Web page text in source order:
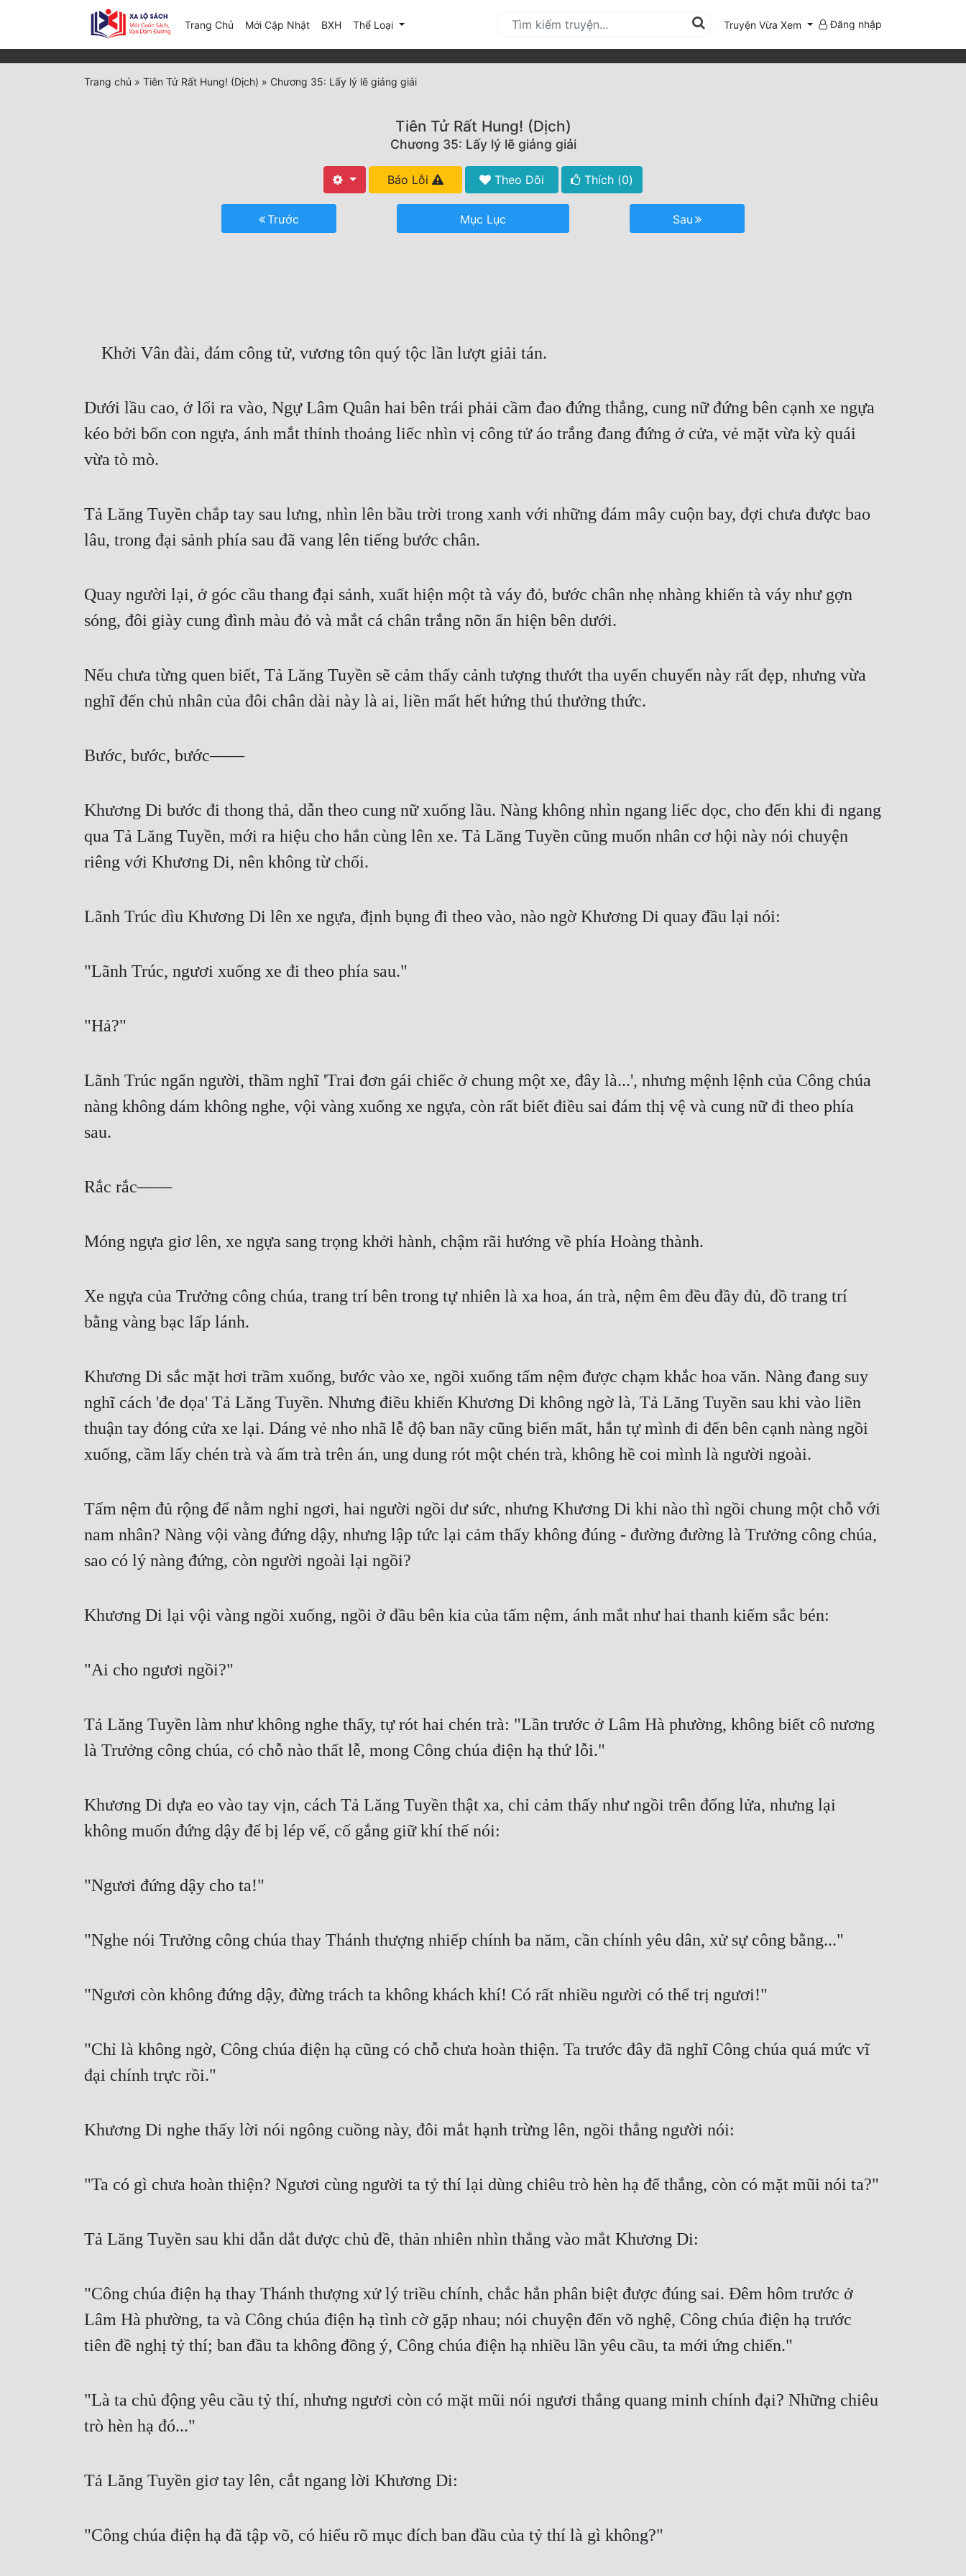
Trang Chủ Mới Cập Nhật(current)
BXH Thể Loại Truyện Vừa Xem Đăng nhập
Trang chủ » Tiên Tử Rất Hung! (Dịch) » Chương 35: Lấy lý lẽ giảng giải
Tiên Tử Rất Hung! (Dịch)
Chương 35: Lấy lý lẽ giảng giải
Báo Lỗi Theo Dõi Thích (0)
Trước Mục Lục Sau
    Khởi Vân đài, đám công tử, vương tôn quý tộc lần lượt giải tán.
Dưới lầu cao, ở lối ra vào, Ngự Lâm Quân hai bên trái phải cầm đao đứng thẳng, cung nữ đứng bên cạnh xe ngựa
kéo bởi bốn con ngựa, ánh mắt thỉnh thoảng liếc nhìn vị công tử áo trắng đang đứng ở cửa, vẻ mặt vừa kỳ quái
vừa tò mò.
Tả Lăng Tuyền chắp tay sau lưng, nhìn lên bầu trời trong xanh với những đám mây cuộn bay, đợi chưa được bao
lâu, trong đại sảnh phía sau đã vang lên tiếng bước chân.
Quay người lại, ở góc cầu thang đại sảnh, xuất hiện một tà váy đỏ, bước chân nhẹ nhàng khiến tà váy như gợn
sóng, đôi giày cung đình màu đỏ và mắt cá chân trắng nõn ẩn hiện bên dưới.
Nếu chưa từng quen biết, Tả Lăng Tuyền sẽ cảm thấy cảnh tượng thướt tha uyển chuyển này rất đẹp, nhưng vừa
nghĩ đến chủ nhân của đôi chân dài này là ai, liền mất hết hứng thú thưởng thức.
Bước, bước, bước——
Khương Di bước đi thong thả, dẫn theo cung nữ xuống lầu. Nàng không nhìn ngang liếc dọc, cho đến khi đi ngang
qua Tả Lăng Tuyền, mới ra hiệu cho hắn cùng lên xe. Tả Lăng Tuyền cũng muốn nhân cơ hội này nói chuyện
riêng với Khương Di, nên không từ chối.
Lãnh Trúc dìu Khương Di lên xe ngựa, định bụng đi theo vào, nào ngờ Khương Di quay đầu lại nói:
"Lãnh Trúc, ngươi xuống xe đi theo phía sau."
"Hả?"
Lãnh Trúc ngẩn người, thầm nghĩ 'Trai đơn gái chiếc ở chung một xe, đây là...', nhưng mệnh lệnh của Công chúa
nàng không dám không nghe, vội vàng xuống xe ngựa, còn rất biết điều sai đám thị vệ và cung nữ đi theo phía
sau.
Rắc rắc——
Móng ngựa giơ lên, xe ngựa sang trọng khởi hành, chậm rãi hướng về phía Hoàng thành.
Xe ngựa của Trưởng công chúa, trang trí bên trong tự nhiên là xa hoa, án trà, nệm êm đều đầy đủ, đồ trang trí
bằng vàng bạc lấp lánh.
Khương Di sắc mặt hơi trầm xuống, bước vào xe, ngồi xuống tấm nệm được chạm khắc hoa văn. Nàng đang suy
nghĩ cách 'đe dọa' Tả Lăng Tuyền. Nhưng điều khiến Khương Di không ngờ là, Tả Lăng Tuyền sau khi vào liền
thuận tay đóng cửa xe lại. Dáng vẻ nho nhã lễ độ ban nãy cũng biến mất, hắn tự mình đi đến bên cạnh nàng ngồi
xuống, cầm lấy chén trà và ấm trà trên án, ung dung rót một chén trà, không hề coi mình là người ngoài.
Tấm nệm đủ rộng để nằm nghỉ ngơi, hai người ngồi dư sức, nhưng Khương Di khi nào thì ngồi chung một chỗ với
nam nhân? Nàng vội vàng đứng dậy, nhưng lập tức lại cảm thấy không đúng - đường đường là Trưởng công chúa,
sao có lý nàng đứng, còn người ngoài lại ngồi?
Khương Di lại vội vàng ngồi xuống, ngồi ở đầu bên kia của tấm nệm, ánh mắt như hai thanh kiếm sắc bén:
"Ai cho ngươi ngồi?"
Tả Lăng Tuyền làm như không nghe thấy, tự rót hai chén trà: "Lần trước ở Lâm Hà phường, không biết cô nương
là Trưởng công chúa, có chỗ nào thất lễ, mong Công chúa điện hạ thứ lỗi."
Khương Di dựa eo vào tay vịn, cách Tả Lăng Tuyền thật xa, chỉ cảm thấy như ngồi trên đống lửa, nhưng lại
không muốn đứng dậy để bị lép vế, cố gắng giữ khí thế nói:
"Ngươi đứng dậy cho ta!"
"Nghe nói Trưởng công chúa thay Thánh thượng nhiếp chính ba năm, cần chính yêu dân, xử sự công bằng..."
"Ngươi còn không đứng dậy, đừng trách ta không khách khí! Có rất nhiều người có thể trị ngươi!"
"Chỉ là không ngờ, Công chúa điện hạ cũng có chỗ chưa hoàn thiện. Ta trước đây đã nghĩ Công chúa quá mức vĩ
đại chính trực rồi."
Khương Di nghe thấy lời nói ngông cuồng này, đôi mắt hạnh trừng lên, ngồi thẳng người nói:
"Ta có gì chưa hoàn thiện? Ngươi cùng người ta tỷ thí lại dùng chiêu trò hèn hạ để thắng, còn có mặt mũi nói ta?"
Tả Lăng Tuyền sau khi dẫn dắt được chủ đề, thản nhiên nhìn thẳng vào mắt Khương Di:
"Công chúa điện hạ thay Thánh thượng xử lý triều chính, chắc hẳn phân biệt được đúng sai. Đêm hôm trước ở
Lâm Hà phường, ta và Công chúa điện hạ tình cờ gặp nhau; nói chuyện đến võ nghệ, Công chúa điện hạ trước
tiên đề nghị tỷ thí; ban đầu ta không đồng ý, Công chúa điện hạ nhiều lần yêu cầu, ta mới ứng chiến."
"Là ta chủ động yêu cầu tỷ thí, nhưng ngươi còn có mặt mũi nói ngươi thắng quang minh chính đại? Những chiêu
trò hèn hạ đó..."
Tả Lăng Tuyền giơ tay lên, cắt ngang lời Khương Di:
"Công chúa điện hạ đã tập võ, có hiểu rõ mục đích ban đầu của tỷ thí là gì không?"